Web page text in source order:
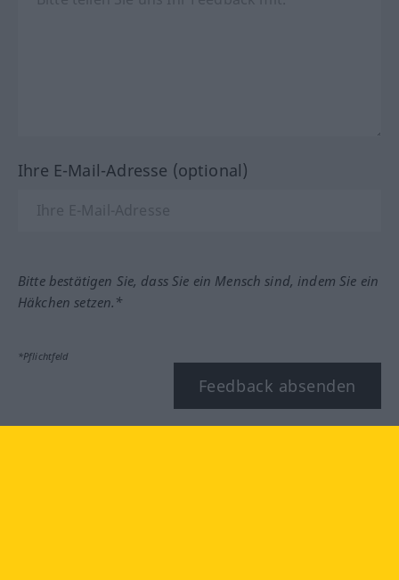
Ihre E-Mail-Adresse (optional)
Bitte bestätigen Sie, dass Sie ein Mensch sind, indem Sie ein
Häkchen setzen.*
*Pflichtfeld
Feedback absenden